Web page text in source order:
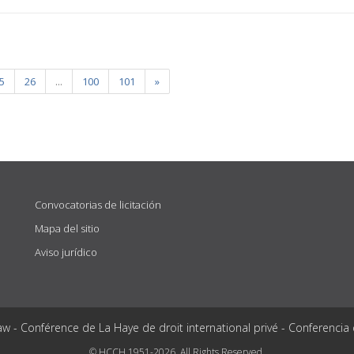
26 ... 100 101 »
Convocatorias de licitación
Mapa del sitio
Aviso jurídico
- Conférence de La Haye de droit international privé -